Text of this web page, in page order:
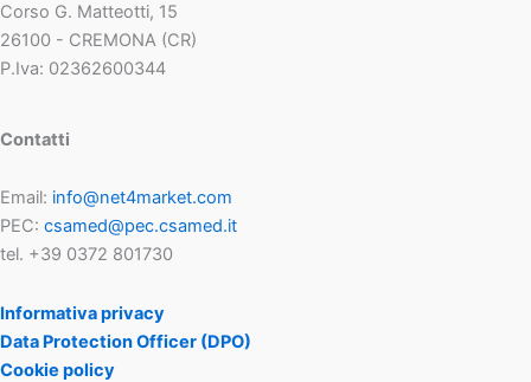
Corso G. Matteotti, 15
26100 - CREMONA (CR)
P.Iva: 02362600344
Contatti
Email: info@net4market.com
PEC: csamed@pec.csamed.it
tel. +39 0372 801730
Informativa privacy
Data Protection Officer (DPO)
Cookie policy